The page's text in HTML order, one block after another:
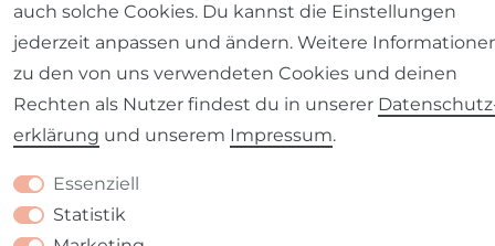
auch solche Cookies. Du kannst die Einstellungen
jederzeit anpassen und ändern. Weitere
zu den von uns verwendeten Cookies und deinen
Rechten als Nutzer findest du in unserer
erklärung und unserem Impressum.
Essenziell
Statistik